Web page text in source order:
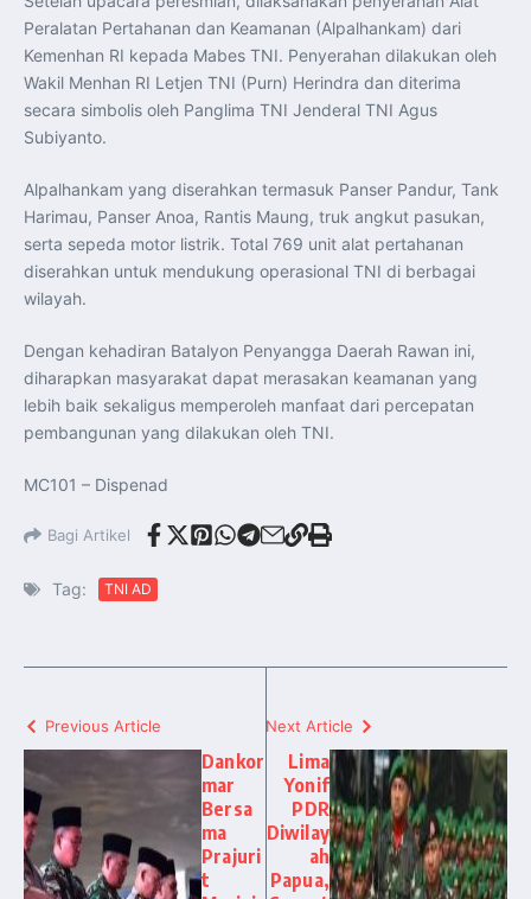
Peralatan Pertahanan dan Keamanan (Alpalhankam) dari
Kemenhan RI kepada Mabes TNI. Penyerahan dilakukan oleh
Wakil Menhan RI Letjen TNI (Purn) Herindra dan diterima
secara simbolis oleh Panglima TNI Jenderal TNI Agus
Subiyanto.
Alpalhankam yang diserahkan termasuk Panser Pandur, Tank
Harimau, Panser Anoa, Rantis Maung, truk angkut pasukan,
serta sepeda motor listrik. Total 769 unit alat pertahanan
diserahkan untuk mendukung operasional TNI di berbagai
wilayah.
Dengan kehadiran Batalyon Penyangga Daerah Rawan ini,
diharapkan masyarakat dapat merasakan keamanan yang
lebih baik sekaligus memperoleh manfaat dari percepatan
pembangunan yang dilakukan oleh TNI.
MC101 – Dispenad
Bagi Artikel
Tag: TNI AD
Previous Article
Dankor
mar
Bersa
ma
Prajuri
t
Next Article
Lima
Yonif
PDR
Diwilay
ah
Papua,